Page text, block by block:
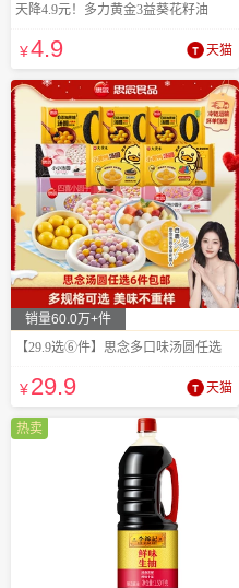
天降4.9元！多力黄金3益葵花籽油
¥4.9 天猫
销量60.0万+件
【29.9选⑥件】思念多口味汤圆任选
¥29.9 天猫
热卖